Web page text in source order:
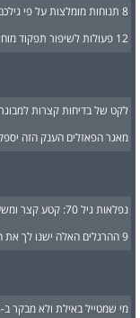
8 תנוחות מומלצות על פי גילכם שכדאי לנסות כבר הלילה במיטה
12 פעולות לשיפור תפקוד מוחי שכדאי לכם לבצע, במיוחד את 6!
לקט של בדיחות קצרות
מאגר הפאזלים הענק הזה
נפלאות גיל 70: קטע קצר ומשעשע שמוכיח שלכל גיל יש יתרונות!
9 ההרגלים האלה ישנו לך את החיים - טיפ מספר 5 מומלץ בחום!
מי שמטייל באילת ולא מבקר ב-6 המקומות הנהדרים האלה - מפספס!